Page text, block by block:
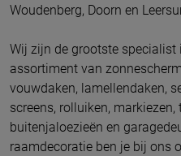
Woudenberg, Doorn en
Wij zijn de grootste
assortiment van
vouwdaken, lamellendaken,
screens, rolluiken,
buitenjaloezieën en
raamdecoratie ben je bij ons